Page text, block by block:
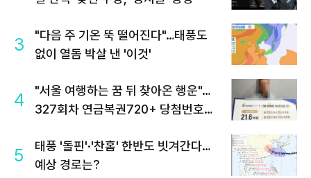
3
"다음 주 기온 뚝 떨어진다"…태풍도
없이 열돔 박살 낸 '이것'
4
"서울 여행하는 꿈 뒤 찾아온 행운"…
327회차 연금복권720+ 당첨번호조
5
태풍 '돌핀'·'찬홈' 한반도 빗겨간다…
예상 경로는?